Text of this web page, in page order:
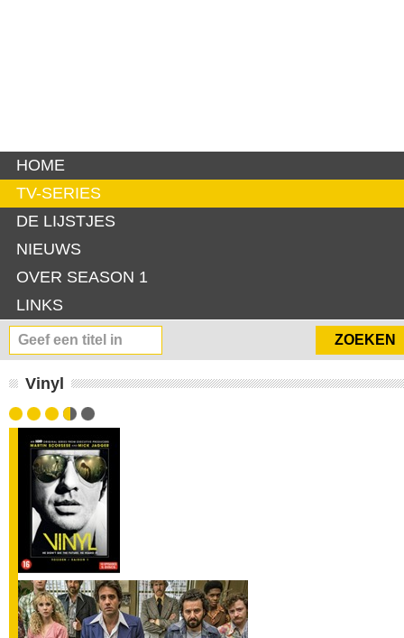
HOME
TV-SERIES
DE LIJSTJES
NIEUWS
OVER SEASON 1
LINKS
Vinyl